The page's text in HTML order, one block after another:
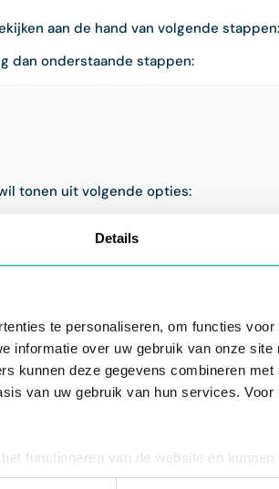
Details
te personaliseren, om functies
informatie over uw gebruik van onze
kunnen deze gegevens combineren
van uw gebruik van hun services.
functioneren van de website en
toestemming voor het gebruik van
aan de hand van volgende stappen:
dan onderstaande stappen:
tonen uit volgende opties:
en maximum": hierbij zijn het maximum
groepen
": hierbij is de hoogste
contacten het minimum voor het
de hoogste geslecteerde waarde van
dienen te zijn aangemaakt